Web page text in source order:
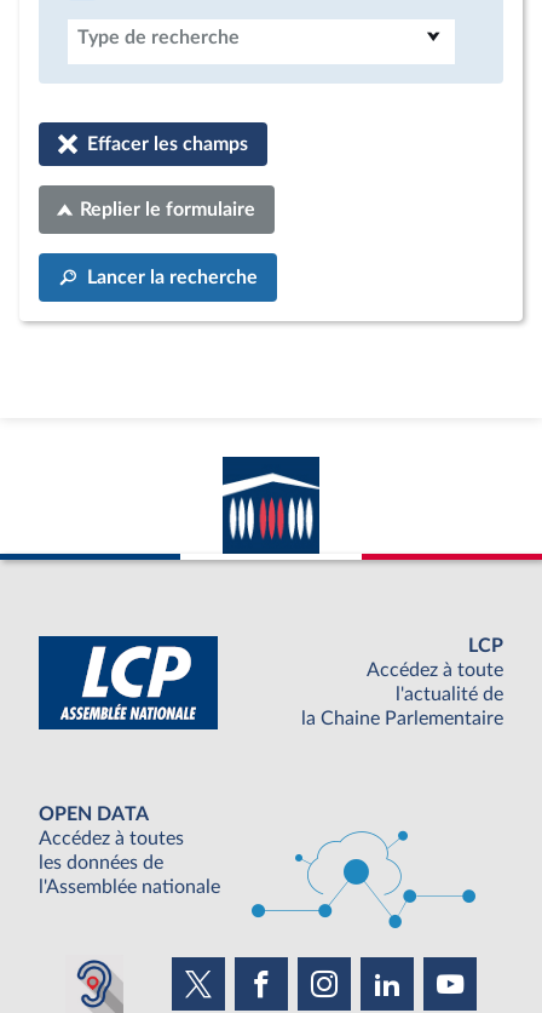
Type de recherche
Effacer les champs
Replier le formulaire
Lancer la recherche
LCP
Accédez à toute
l'actualité de
la Chaine Parlementaire
OPEN DATA
Accédez à toutes
les données de
l'Assemblée nationale